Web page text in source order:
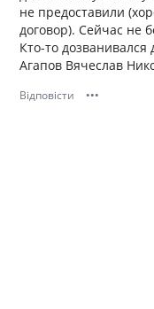
не предоставили
договор). Сейчас не
Кто-то дозванивался
Агапов Вячеслав
Відповісти •••